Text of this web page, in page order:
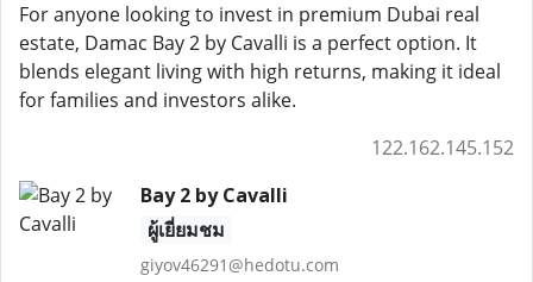
For anyone looking to invest in premium Dubai real
estate, Damac Bay 2 by Cavalli is a perfect option. It
blends elegant living with high returns, making it ideal
for families and investors alike.
122.162.145.152
Bay 2 by Cavalli
ผู้เยี่ยมชม
giyov46291@hedotu.com